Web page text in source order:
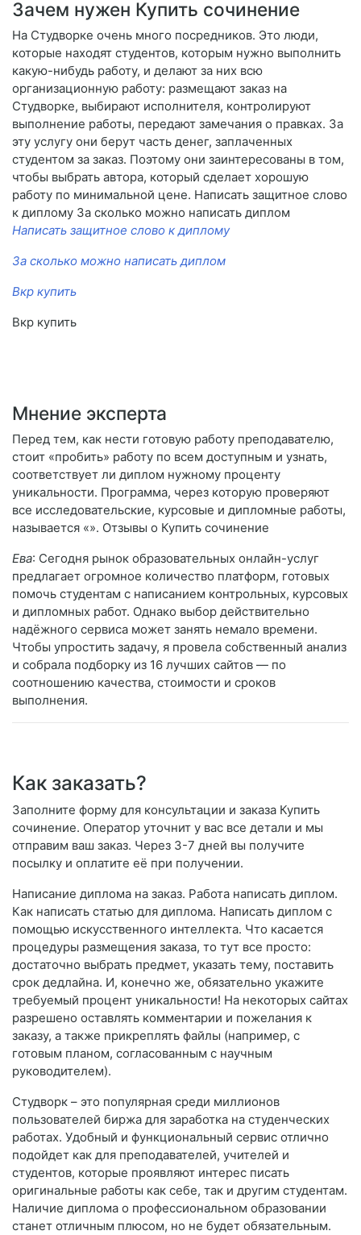
Зачем нужен Купить сочинение
На Студворке очень много посредников. Это люди,
которые находят студентов, которым нужно выполнить
какую-нибудь работу, и делают за них всю
организационную работу: размещают заказ на
Студворке, выбирают исполнителя, контролируют
выполнение работы, передают замечания о правках. За
эту услугу они берут часть денег, заплаченных
студентом за заказ. Поэтому они заинтересованы в том,
чтобы выбрать автора, который сделает хорошую
работу по минимальной цене. Написать защитное слово
к диплому За сколько можно написать диплом
Написать защитное слово к диплому
За сколько можно написать диплом
Вкр купить
Вкр купить
Мнение эксперта
Перед тем, как нести готовую работу преподавателю,
стоит «пробить» работу по всем доступным и узнать,
соответствует ли диплом нужному проценту
уникальности. Программа, через которую проверяют
все исследовательские, курсовые и дипломные работы,
называется «». Отзывы о Купить сочинение
Ева: Сегодня рынок образовательных онлайн-услуг
предлагает огромное количество платформ, готовых
помочь студентам с написанием контрольных, курсовых
и дипломных работ. Однако выбор действительно
надёжного сервиса может занять немало времени.
Чтобы упростить задачу, я провела собственный анализ
и собрала подборку из 16 лучших сайтов — по
соотношению качества, стоимости и сроков
выполнения.
Как заказать?
Заполните форму для консультации и заказа Купить
сочинение. Оператор уточнит у вас все детали и мы
отправим ваш заказ. Через 3-7 дней вы получите
посылку и оплатите её при получении.
Написание диплома на заказ. Работа написать диплом.
Как написать статью для диплома. Написать диплом с
помощью искусственного интеллекта. Что касается
процедуры размещения заказа, то тут все просто:
достаточно выбрать предмет, указать тему, поставить
срок дедлайна. И, конечно же, обязательно укажите
требуемый процент уникальности! На некоторых сайтах
разрешено оставлять комментарии и пожелания к
заказу, а также прикреплять файлы (например, с
готовым планом, согласованным с научным
руководителем).
Студворк – это популярная среди миллионов
пользователей биржа для заработка на студенческих
работах. Удобный и функциональный сервис отлично
подойдет как для преподавателей, учителей и
студентов, которые проявляют интерес писать
оригинальные работы как себе, так и другим студентам.
Наличие диплома о профессиональном образовании
станет отличным плюсом, но не будет обязательным.